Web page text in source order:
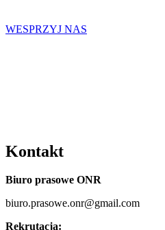
WESPRZYJ NAS
Kontakt
Biuro prasowe ONR
biuro.prasowe.onr@gmail.com
Rekrutacja: